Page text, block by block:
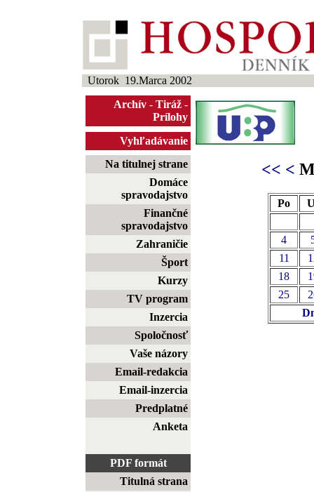
Utorok 19.Marca 2002
Archív - Tiráž -
Prílohy
Vyhľadávanie
Na titulnej strane
Domáce
spravodajstvo
Finančné
spravodajstvo
Zahraničie
Šport
Kurzy
TV program
Inzercia
Spoločnosť
Vaše názory
Email-redakcia
Email-inzercia
Predplatné
Anketa
PDF formát
Titulná strana
<< <
Po
4
11
18
25